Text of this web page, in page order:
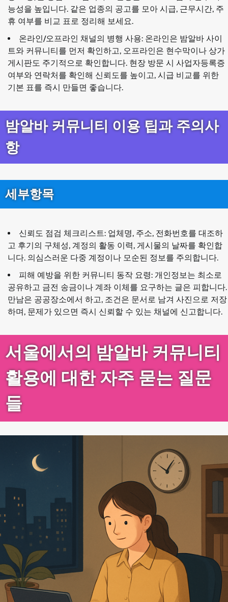
능성을 높입니다. 같은 업종의 공고를 모아 시급, 근무시간, 주
휴 여부를 비교 표로 정리해 보세요.
온라인/오프라인 채널의 병행 사용: 온라인은 밤알바 사이
트와 커뮤니티를 먼저 확인하고, 오프라인은 현수막이나 상가
게시판도 주기적으로 확인합니다. 현장 방문 시 사업자등록증
여부와 연락처를 확인해 신뢰도를 높이고, 시급 비교를 위한
기본 표를 즉시 만들면 좋습니다.
밤알바 커뮤니티 이용 팁과 주의사
항
세부항목
신뢰도 점검 체크리스트: 업체명, 주소, 전화번호를 대조하
고 후기의 구체성, 계정의 활동 이력, 게시물의 날짜를 확인합
니다. 의심스러운 다중 계정이나 모순된 정보를 주의합니다.
피해 예방을 위한 커뮤니티 동작 요령: 개인정보는 최소로
공유하고 금전 송금이나 계좌 이체를 요구하는 글은 피합니다.
만남은 공공장소에서 하고, 조건은 문서로 남겨 사진으로 저장
하며, 문제가 있으면 즉시 신뢰할 수 있는 채널에 신고합니다.
서울에서의 밤알바 커뮤니티
활용에 대한 자주 묻는 질문
들